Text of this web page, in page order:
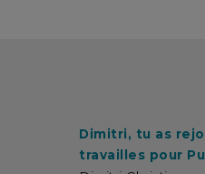
Dimitri, tu as
travailles pour